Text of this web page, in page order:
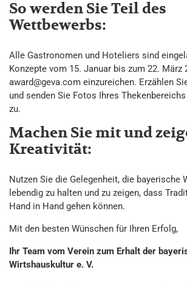
So werden Sie Teil des
Wettbewerbs:
Alle Gastronomen und Hoteliers sind
Konzepte vom 15. Januar bis zum 22. März
award@geva.com einzureichen. Erzählen
und senden Sie Fotos Ihres
zu.
Machen Sie mit und
Kreativität:
Nutzen Sie die Gelegenheit, die bayerische
lebendig zu halten und zu zeigen, dass
Hand in Hand gehen können.
Mit den besten Wünschen für Ihren Erfolg,
Ihr Team vom Verein zum Erhalt der
Wirtshauskultur e. V.